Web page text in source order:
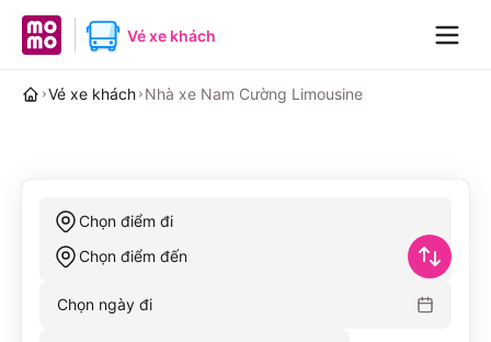
MoMo home pageVé xe khách
Vé xe khách Nhà xe Nam Cường Limousine
Chọn điểm đi
Chọn điểm đến
Chọn ngày đi